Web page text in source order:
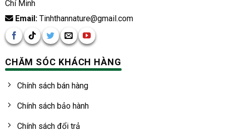
Chí Minh
Email:Tinhthannature@gmail.com
CHĂM SÓC KHÁCH HÀNG
Chính sách bán hàng
Chính sách bảo hành
Chính sách đổi trả